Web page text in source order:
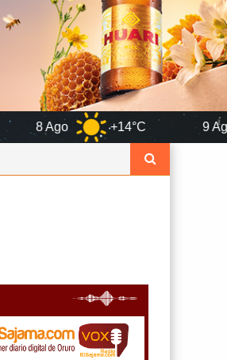
+14°C 9 Ago +15°C